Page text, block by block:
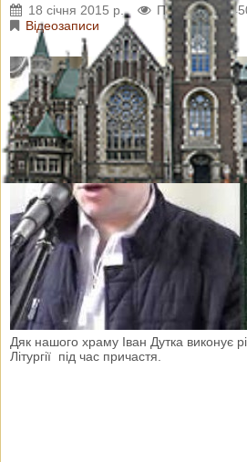
18 січня 2015 р. Переглядів:
Відеозаписи
Дяк нашого храму Іван Дутка виконує
Літургії під час причастя.